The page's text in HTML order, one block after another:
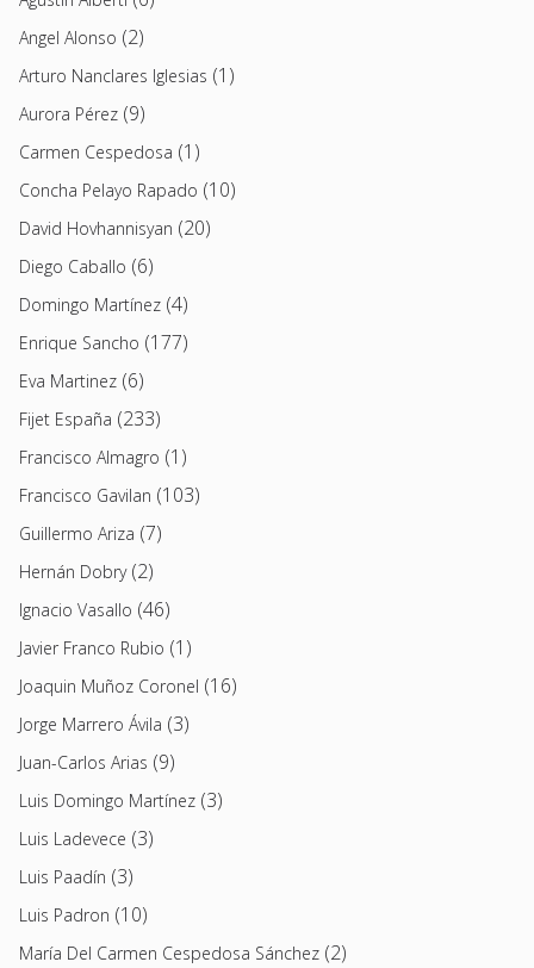
Angel Alonso (2)
Arturo Nanclares Iglesias (1)
Aurora Pérez (9)
Carmen Cespedosa (1)
Concha Pelayo Rapado (10)
David Hovhannisyan (20)
Diego Caballo (6)
Domingo Martínez (4)
Enrique Sancho (177)
Eva Martinez (6)
Fijet España (233)
Francisco Almagro (1)
Francisco Gavilan (103)
Guillermo Ariza (7)
Hernán Dobry(2)
Ignacio Vasallo (46)
Javier Franco Rubio (1)
Joaquin Muñoz Coronel (16)
Jorge Marrero Ávila (3)
Juan-Carlos Arias (9)
Luis Domingo Martínez (3)
Luis Ladevece (3)
Luis Paadín (3)
Luis Padron (10)
María Del Carmen Cespedosa Sánchez (2)